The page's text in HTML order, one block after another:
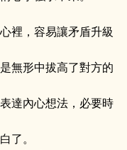
裡，容易讓矛盾升級
無形中拔高了對方的
達內心想法，必要時
了。